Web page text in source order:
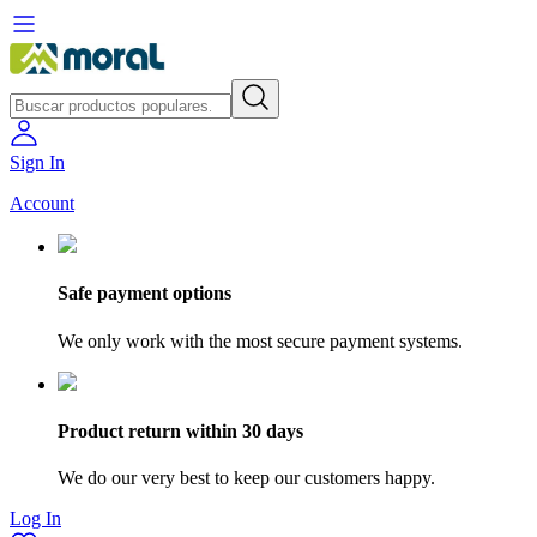
Sign In
Account
Safe payment options
We only work with the most secure payment systems.
Product return within 30 days
We do our very best to keep our customers happy.
Log In